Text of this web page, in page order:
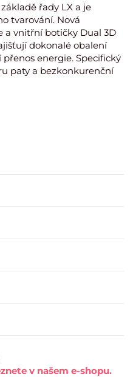
řady LX a je
tvarování. Nová
a vnitřní botičky Dual 3D
dokonalé obalení
energie. Specifický
paty a bezkonkurenční
v našem e-shopu.